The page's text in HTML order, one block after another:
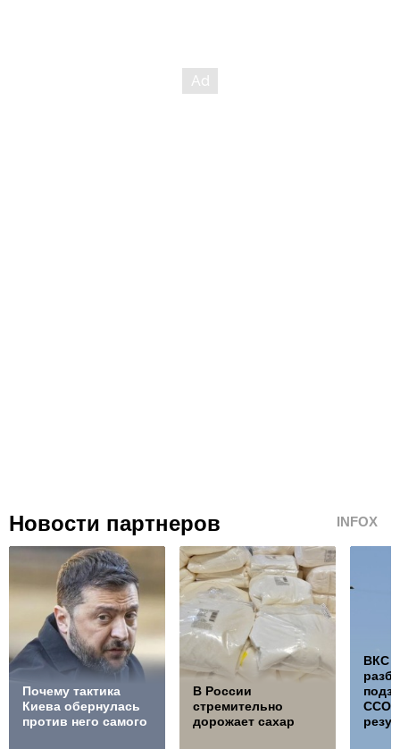
Новости партнеров INFOX
Почему тактика
Киева обернулась
против него самого
В России
стремительно
дорожает сахар
ВКС
ССО,